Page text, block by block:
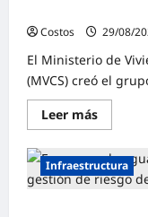
Costos
29/08/
El Ministerio de
(MVCS) creó el
Leer más
Infraestructura